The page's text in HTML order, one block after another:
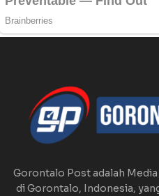
Gorontalo Post adalah
di Gorontalo, Indonesia,